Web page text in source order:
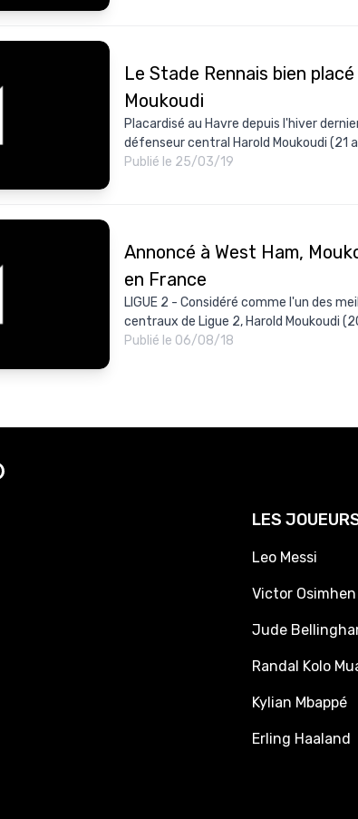
Le Stade Rennais bien
Moukoudi
Placardisé au Havre depuis l'hiver
défenseur central Harold Moukoudi (21
Publié le 25/03/19
Annoncé à West Ham,
en France
LIGUE 2 - Considéré comme l'un des
centraux de Ligue 2, Harold Moukoudi
Publié le 06/08/18
LES
Leo Messi
Victor Osimhen
Jude
Randal Kolo
Kylian Mbappé
Erling Haaland